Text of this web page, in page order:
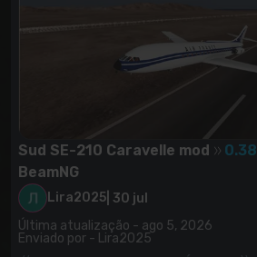
Sud SE-210 Caravelle mod 0.38
BeamNG
Lira2025 30 jul
Última atualização - ago 5, 2026
Enviado por - Lira2025